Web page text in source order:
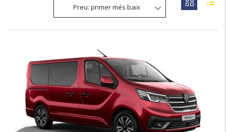
Preu: primer més baix